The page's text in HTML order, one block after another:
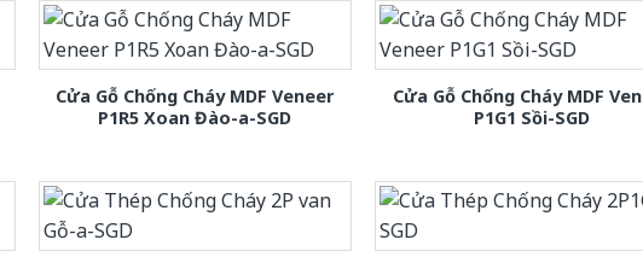
Cửa Gỗ Chống Cháy MDF Veneer
P1R5 Xoan Đào-a-SGD
Cửa Gỗ Chống Cháy MDF
P1G1 Sồi-SGD